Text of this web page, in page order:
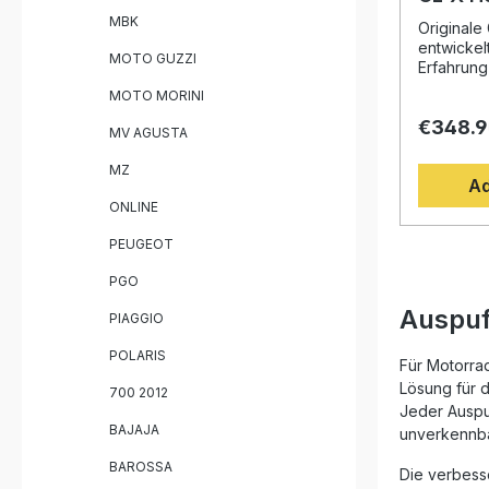
MBK
MOTO GUZZI
MOTO MORINI
MV AGUSTA
MZ
ONLINE
PEUGEOT
PGO
PIAGGIO
POLARIS
700 2012
BAJAJA
BAROSSA
Tage
Originale
Jahre
sind Plug
die
Für
Lösung für
Jeder
Die